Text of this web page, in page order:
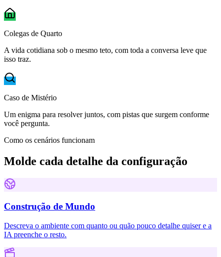
Colegas de Quarto
A vida cotidiana sob o mesmo teto, com toda a conversa leve que
isso traz.
Caso de Mistério
Um enigma para resolver juntos, com pistas que surgem conforme
você pergunta.
Como os cenários funcionam
Molde cada detalhe da configuração
Construção de Mundo
Descreva o ambiente com quanto ou quão pouco detalhe quiser e a
IA preenche o resto.